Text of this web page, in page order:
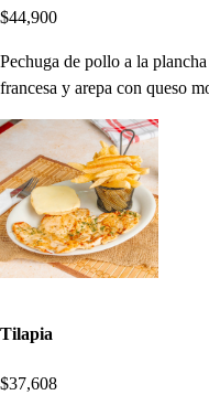
$44,900
Pechuga de pollo a la
francesa y arepa con queso
Tilapia
$37,608